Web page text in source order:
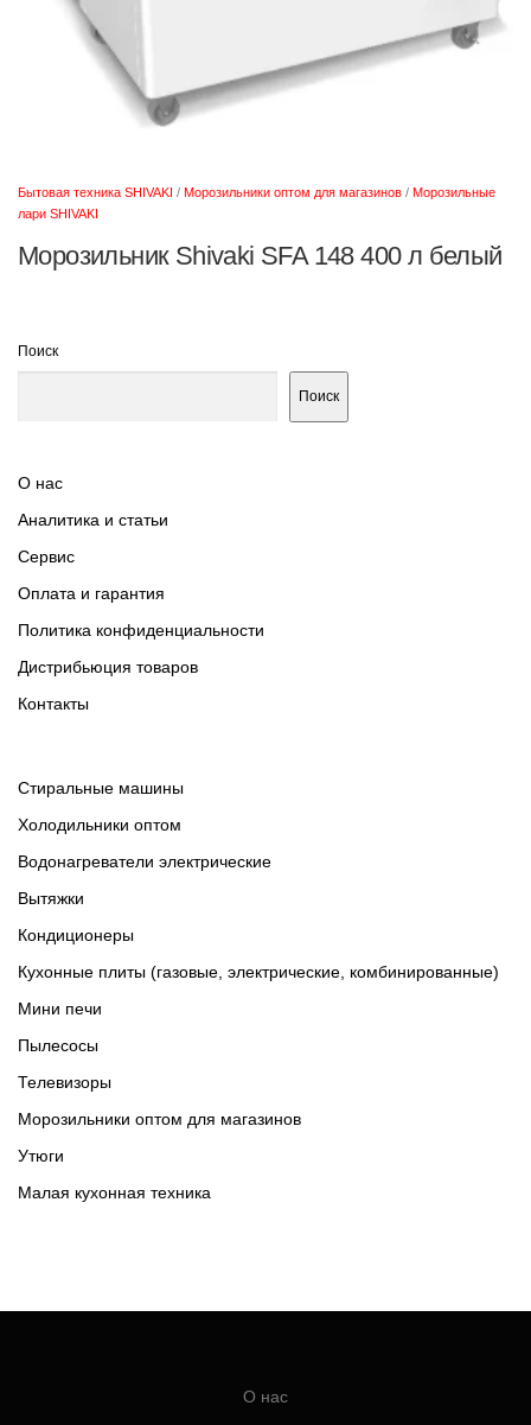
Бытовая техника SHIVAKI / Морозильники оптом для магазинов / Морозильные
лари SHIVAKI
Морозильник Shivaki SFA 148 400 л белый
Поиск
Поиск
О нас
Аналитика и статьи
Сервис
Оплата и гарантия
Политика конфиденциальности
Дистрибьюция товаров
Контакты
Cтиральные машины
Холодильники оптом
Водонагреватели электрические
Вытяжки
Кондиционеры
Кухонные плиты (газовые, электрические, комбинированные)
Мини печи
Пылесосы
Телевизоры
Морозильники оптом для магазинов
Утюги
Малая кухонная техника
О нас